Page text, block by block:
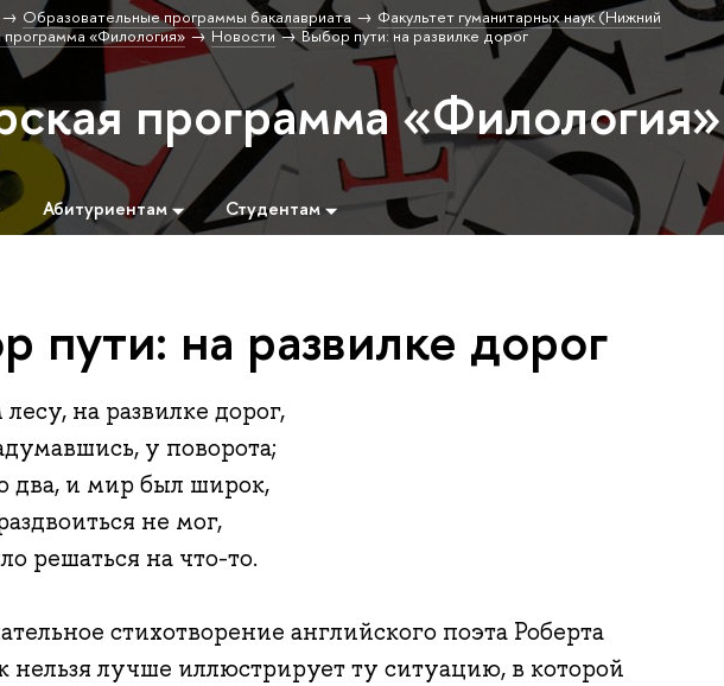
Образовательные программы бакалавриата
Факультет гуманитарных наук (Нижний
«Филология» Новости Выбор пути: на развилке дорог
программа «Филология»
Абитуриентам Студентам
пути: на развилке дорог
лесу, на развилке дорог,
у поворота;
два, и мир был широк,
не мог,
решаться на что-то.
стихотворение английского поэта Роберта
нельзя лучше иллюстрирует ту ситуацию, в которой